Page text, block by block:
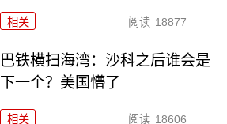
相关 阅读 18877
巴铁横扫海湾：沙科之后谁会是
下一个？美国懵了
相关 阅读 18606